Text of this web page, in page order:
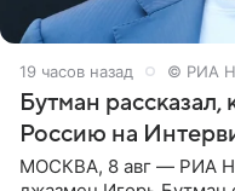
19 часов назад © РИА
Бутман рассказал,
Россию на
МОСКВА, 8 авг — РИА